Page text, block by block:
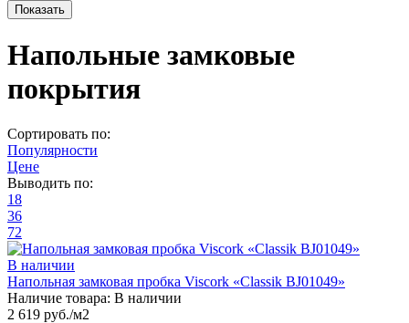
Напольные замковые
покрытия
Сортировать по:
Популярности
Цене
Выводить по:
18
36
72
В наличии
Напольная замковая пробка Viscork «Classik BJ01049»
Наличие товара: В наличии
2 619 руб./м2